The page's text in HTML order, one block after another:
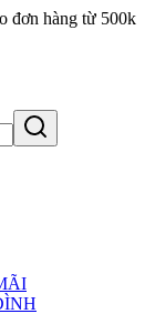
đơn hàng từ 500k